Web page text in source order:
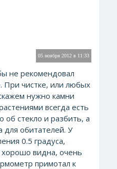
05 ноября 2012 в 11:33
не рекомендовал
При чистке, или любых
нужно камни
всегда есть
об стекло и разбить, а
для обитателей. У
0.5 градуса,
хорошо видна, очень
примотал к